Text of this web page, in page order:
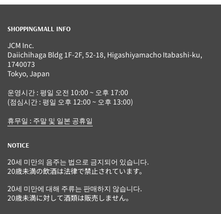
SHOPPINGMALL INFO
JCM Inc.
Daiichihaga Bldg 1F-2F, 52-18, Higashiyamacho Itabashi-ku,
1740073
Tokyo, Japan
운영시간 : 평일 오전 10:00 ~ 오후 17:00
(점심시간 : 평일 오후 12:00 ~ 오후 13:00)
휴무일 : 주말 및 일본 공휴일
NOTICE
20세 미만의 음주는 법으로 금지되어 있습니다.
20歳未満の飲酒は法律で禁止されています。
20세 미만에 대해 주류는 판매하지 않습니다.
20歳未満に対して酒類は販売しません。